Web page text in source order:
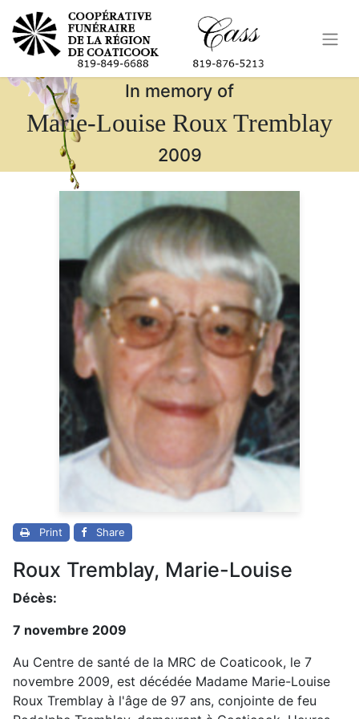
In memory of
Marie-Louise Roux Tremblay
2009
Print Share
Roux Tremblay, Marie-Louise
Décès:
7 novembre 2009
Au Centre de santé de la MRC de Coaticook, le 7
novembre 2009, est décédée Madame Marie-Louise
Roux Tremblay à l'âge de 97 ans, conjointe de feu